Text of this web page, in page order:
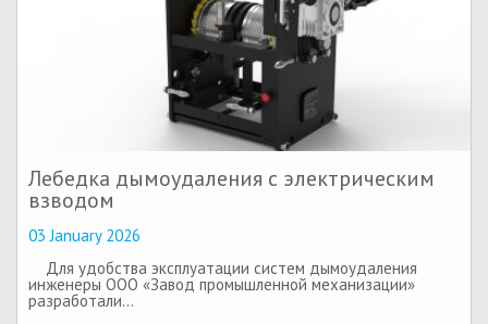
Лебедка дымоудаления с электрическим
взводом
03 January 2026
Для удобства эксплуатации систем дымоудаления
инженеры ООО «Завод промышленной механизации»
разработали…